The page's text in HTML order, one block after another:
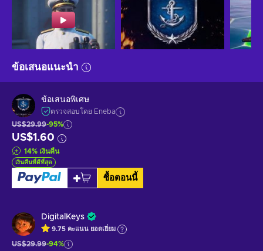
ข้อเสนอแนะนำ
ข้อเสนอพิเศษ
ตรวจสอบโดย Eneba
US$29.99-95%
US$1.60
14% เงินคืน
เงินคืนที่ดีที่สุด
ซื้อตอนนี้
DigitalKeys
9.75 คะแนน ยอดเยี่ยม
US$29.99-94%